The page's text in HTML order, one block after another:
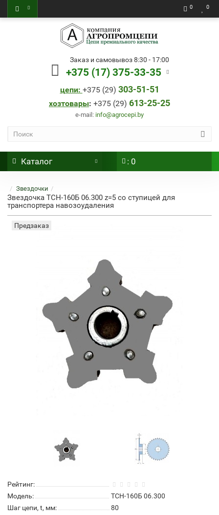
0 0
Заказ и самовывоз 8:30 - 17:00
+375 (17) 375-33-35
цепи: +375 (29) 303-51-51
хозтовары: +375 (29) 613-25-25
e-mail: info@agrocepi.by
Каталог : 0
Звездочки
Звездочка ТСН-160Б 06.300 z=5 со ступицей для
транспортера навозоудаления
Предзаказ
Рейтинг:
Модель:
ТСН-160Б 06.300
Шаг цепи, t, мм:
80